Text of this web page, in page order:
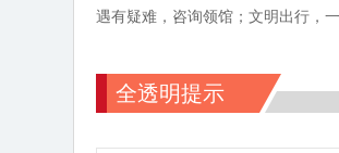
遇有疑难，咨询领馆；文明出行，一
全透明提示